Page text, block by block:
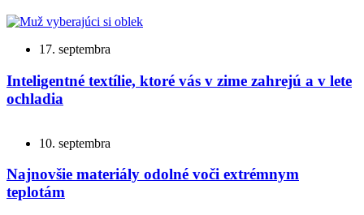
17. septembra
Inteligentné textílie, ktoré vás v zime zahrejú a v lete
ochladia
10. septembra
Najnovšie materiály odolné voči extrémnym
teplotám